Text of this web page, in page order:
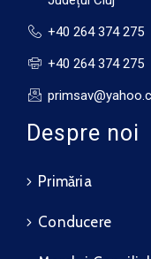
+40 264 374 275
+40 264 374 275
Despre noi
Primăria
Conducere